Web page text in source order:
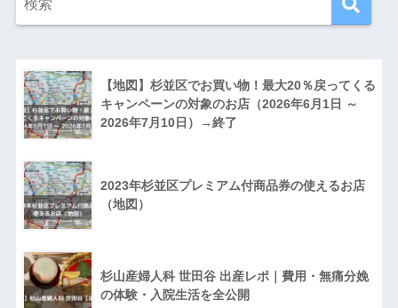
【地図】杉並区でお買い物！最大20％戻ってくる
キャンペーンの対象のお店（2026年6月1日 ～
2026年7月10日）→終了
2023年杉並区プレミアム付商品券の使えるお店
（地図）
杉山産婦人科 世田谷 出産レポ｜費用・無痛分娩
の体験・入院生活を全公開